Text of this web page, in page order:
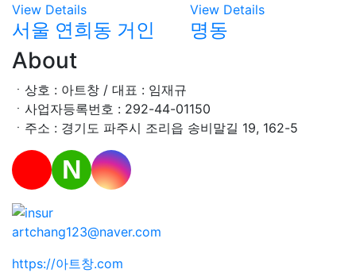
View Details
서울 연희동 거인
View Details
명동
About
ㆍ상호 : 아트창 / 대표 : 임재규
ㆍ사업자등록번호 : 292-44-01150
ㆍ주소 : 경기도 파주시 조리읍 송비말길 19, 162-5
N
artchang123@naver.com
https://아트창.com